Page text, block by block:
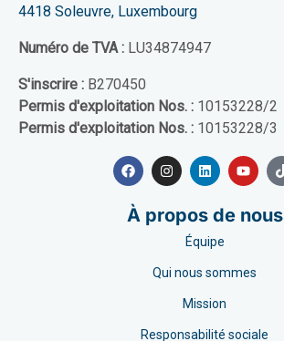
4418 Soleuvre, Luxembourg
Numéro de TVA : LU34874947
S'inscrire : B270450
Permis d'exploitation Nos. : 10153228/2
Permis d'exploitation Nos. : 10153228/3
À propos de nous
Équipe
Qui nous sommes
Mission
Responsabilité sociale